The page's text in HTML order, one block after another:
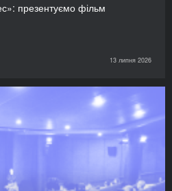
презентуємо фільм
13 липня 2026